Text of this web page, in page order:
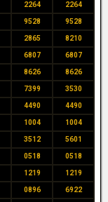
2264 2264
9528 9528
2865 8210
6807 6807
8626 8626
7399 3530
4490 4490
1004 1004
3512 5601
0518 0518
1219 1219
0896 6922